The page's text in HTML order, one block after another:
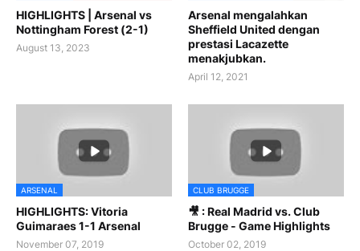
HIGHLIGHTS | Arsenal vs
Nottingham Forest (2-1)
August 13, 2023
Arsenal mengalahkan
Sheffield United dengan
prestasi Lacazette
menakjubkan.
April 12, 2021
ARSENAL
HIGHLIGHTS: Vitoria
Guimaraes 1-1 Arsenal
November 07, 2019
CLUB BRUGGE
🎥 : Real Madrid vs. Club
Brugge - Game Highlights
October 02, 2019